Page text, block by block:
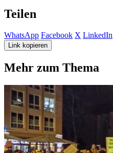
Teilen
WhatsApp Facebook X LinkedIn
Link kopieren
Mehr zum Thema